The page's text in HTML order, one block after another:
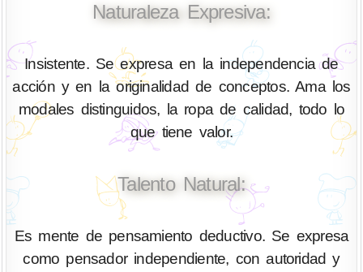
Naturaleza Expresiva:
Insistente. Se expresa en la independencia de
acción y en la originalidad de conceptos. Ama los
modales distinguidos, la ropa de calidad, todo lo
que tiene valor.
Talento Natural:
Es mente de pensamiento deductivo. Se expresa
como pensador independiente, con autoridad y